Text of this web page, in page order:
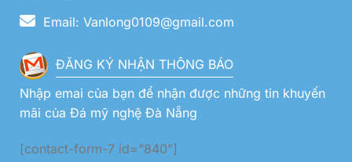
Email: Vanlong0109@gmail.com
ĐĂNG KÝ NHẬN THÔNG BÁO
Nhập emai của bạn để nhận được những tin khuyến
mãi của Đá mỹ nghệ Đà Nẵng
[contact-form-7 id="840"]